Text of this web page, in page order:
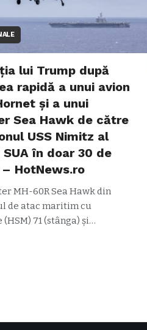
lui Trump după
rapidă a unui avion
și a unui
Sea Hawk de către
USS Nimitz al
SUA în doar 30 de
HotNews.ro
MH-60R Sea Hawk din
de atac maritim cu
71 (stânga) și…